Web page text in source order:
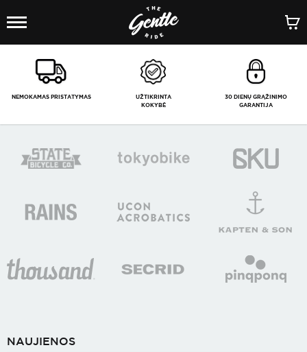
1/-
NEMOKAMAS PRISTATYMAS
UŽTIKRINTA
KOKYBĖ
30 DIENŲ GRĄŽINIMO
GARANTIJA
NAUJIENOS